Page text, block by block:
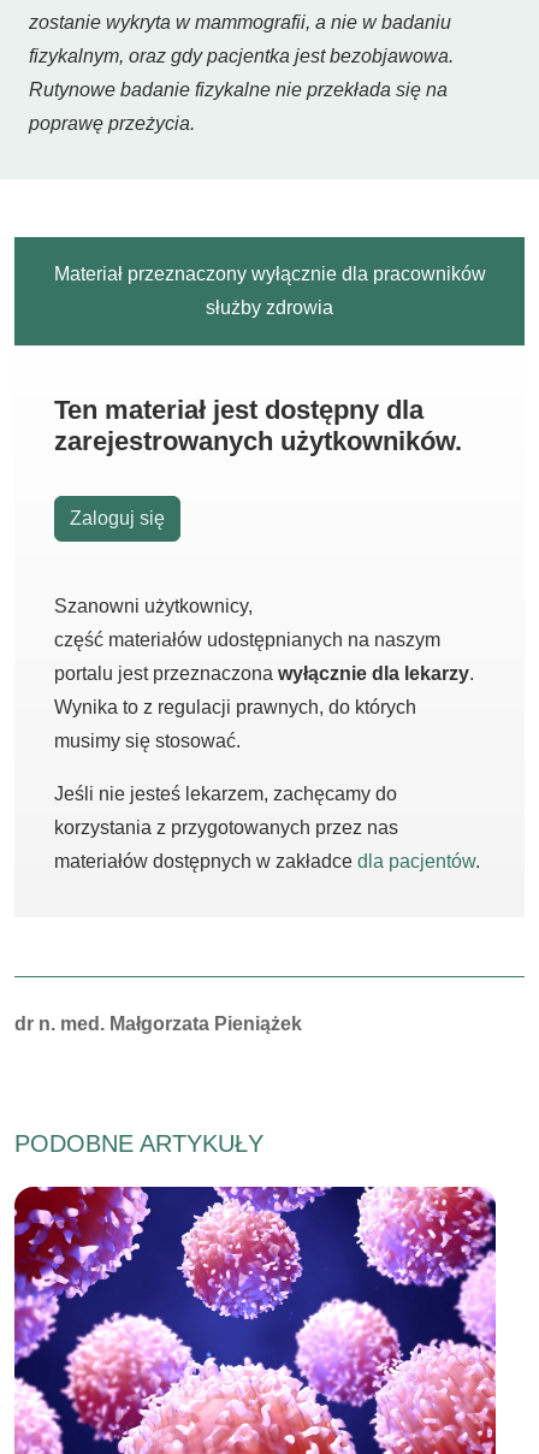
zostanie wykryta w mammografii, a nie w badaniu
fizykalnym, oraz gdy pacjentka jest bezobjawowa.
Rutynowe badanie fizykalne nie przekłada się na
poprawę przeżycia.
Materiał przeznaczony wyłącznie dla pracowników
służby zdrowia
Ten materiał jest dostępny dla
zarejestrowanych użytkowników.
Zaloguj się
Szanowni użytkownicy,
część materiałów udostępnianych na naszym
portalu jest przeznaczona wyłącznie dla lekarzy.
Wynika to z regulacji prawnych, do których
musimy się stosować.
Jeśli nie jesteś lekarzem, zachęcamy do
korzystania z przygotowanych przez nas
materiałów dostępnych w zakładce dla pacjentów.
Autorzy:
dr n. med. Małgorzata Pieniążek
PODOBNE ARTYKUŁY